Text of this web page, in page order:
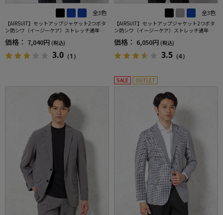
全3色
【AIRSUIT】セットアップジャケット2つボタ
ン防シワ（イージーケア）ストレッチ通年吸
汗速乾UVカット春夏
価格： 7,040円 (税込)
3.0 （1）
全3色
【AIRSUIT】セットアップジャケット2つボタ
ン防シワ（イージーケア）ストレッチ通年吸
汗速乾UVカット
価格： 6,050円 (税込)
3.5 （4）
SALE OUTLET